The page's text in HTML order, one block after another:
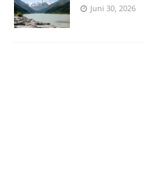
Juni 30, 2026